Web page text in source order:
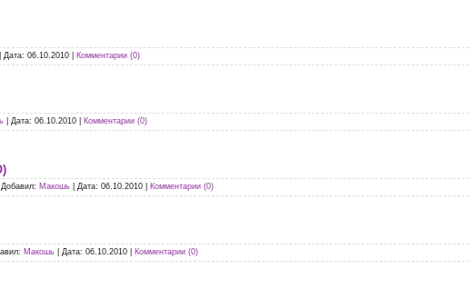
Дата: 06.10.2010 Комментарии (0)
Дата: 06.10.2010 Комментарии (0)
Добавил: Макошь Дата: 06.10.2010 Комментарии (0)
Макошь Дата: 06.10.2010 Комментарии (0)